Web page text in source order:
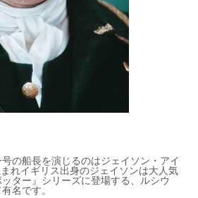
の船長を演じるのはジェイソン・アイ
れイギリス出身のジェイソンは大人気
ター』シリーズに登場する、ルシウ
名です。